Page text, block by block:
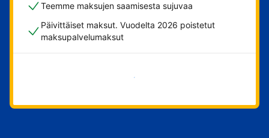
Teemme maksujen saamisesta sujuvaa
Päivittäiset maksut. Vuodelta 2026 poistetut
maksupalvelumaksut
Aloita nyt